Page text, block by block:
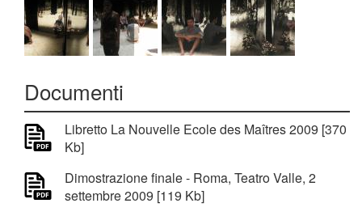
Documenti
Libretto La Nouvelle Ecole des Maîtres 2009 [370
Kb]
Dimostrazione finale - Roma, Teatro Valle, 2
settembre 2009 [119 Kb]